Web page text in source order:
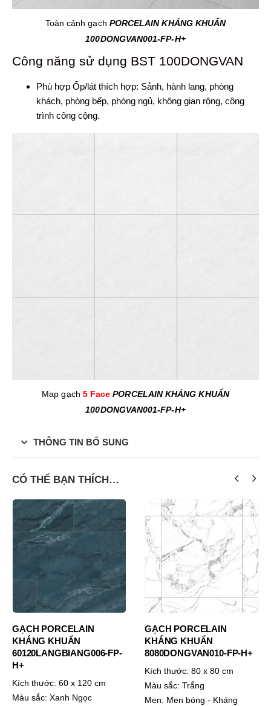
Toàn cảnh gạch PORCELAIN KHÁNG KHUẨN
100DONGVAN001-FP-H+
Công năng sử dụng BST 100DONGVAN
Phù hợp Ốp/lát thích hợp: Sảnh, hành lang, phòng
khách, phòng bếp, phòng ngủ, không gian rộng, công
trình công cộng.
Map gạch 5 Face PORCELAIN KHÁNG KHUẨN
100DONGVAN001-FP-H+
THÔNG TIN BỔ SUNG
CÓ THỂ BẠN THÍCH…
GẠCH PORCELAIN
KHÁNG KHUẨN
8080DONGVAN010-FP-H+
Kích thước:
Màu sắc:Trắng
Men: Men bóng - Kháng
GẠCH PORCELAIN 2 DA
8080DB006
Kích thước:80 x 80 cm
Màu sắc:Vàng kem
Men: Không phủ men